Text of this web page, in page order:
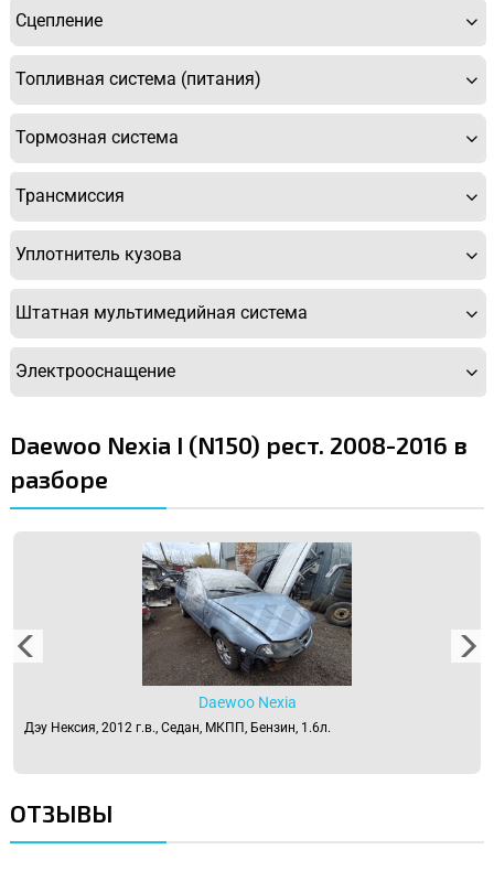
Сцепление
Топливная система (питания)
Тормозная система
Трансмиссия
Уплотнитель кузова
Штатная мультимедийная система
Электрооснащение
Daewoo Nexia I (N150) рест. 2008-2016 в
разборе
Daewoo Nexia
Дэу Нексия, 2012 г.в., Седан, МКПП, Бензин, 1.6л.
ОТЗЫВЫ